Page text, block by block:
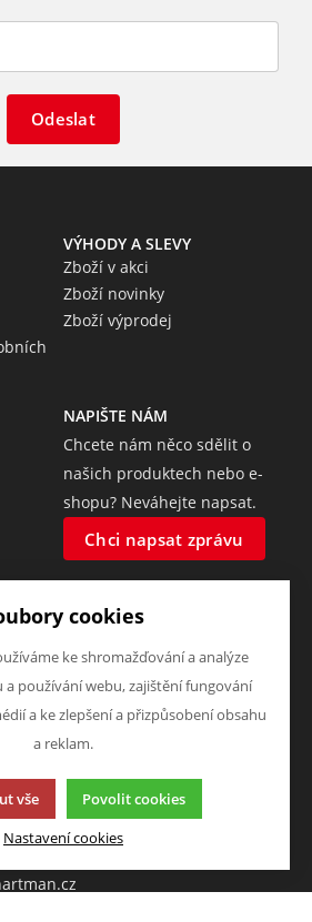
Odeslat
VÝHODY A SLEVY
Zboží v akci
Zboží novinky
Zboží výprodej
NAPIŠTE NÁM
Chcete nám něco sdělit o
našich produktech nebo e-
shopu? Neváhejte napsat.
Chci napsat zprávu
u
cookies. Klikněte pro více
cookies
ke shromažďování a analýze
používání webu, zajištění fungování
a ke zlepšení a přizpůsobení obsahu
a reklam.
vše Povolit cookies
Nastavení cookies